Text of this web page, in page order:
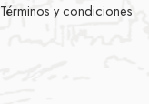
Términos y condiciones